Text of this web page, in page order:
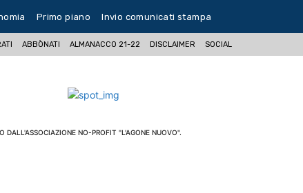
Primo piano Invio comunicati stampa
ABBÒNATI ALMANACCO 21-22 DISCLAIMER SOCIAL
DALL'ASSOCIAZIONE NO-PROFIT "L'AGONE NUOVO".